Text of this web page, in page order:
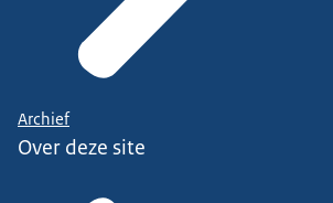
Archief
Over deze site